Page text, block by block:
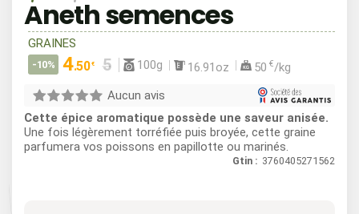
Aneth semences
GRAINES
-10% 4.50 € 100g 16.91oz 50 €/kg
Aucun avis
Cette épice aromatique possède une saveur anisée.
Une fois légèrement torréfiée puis broyée, cette graine
parfumera vos poissons en papillotte ou marinés.
Gtin : 3760405271562